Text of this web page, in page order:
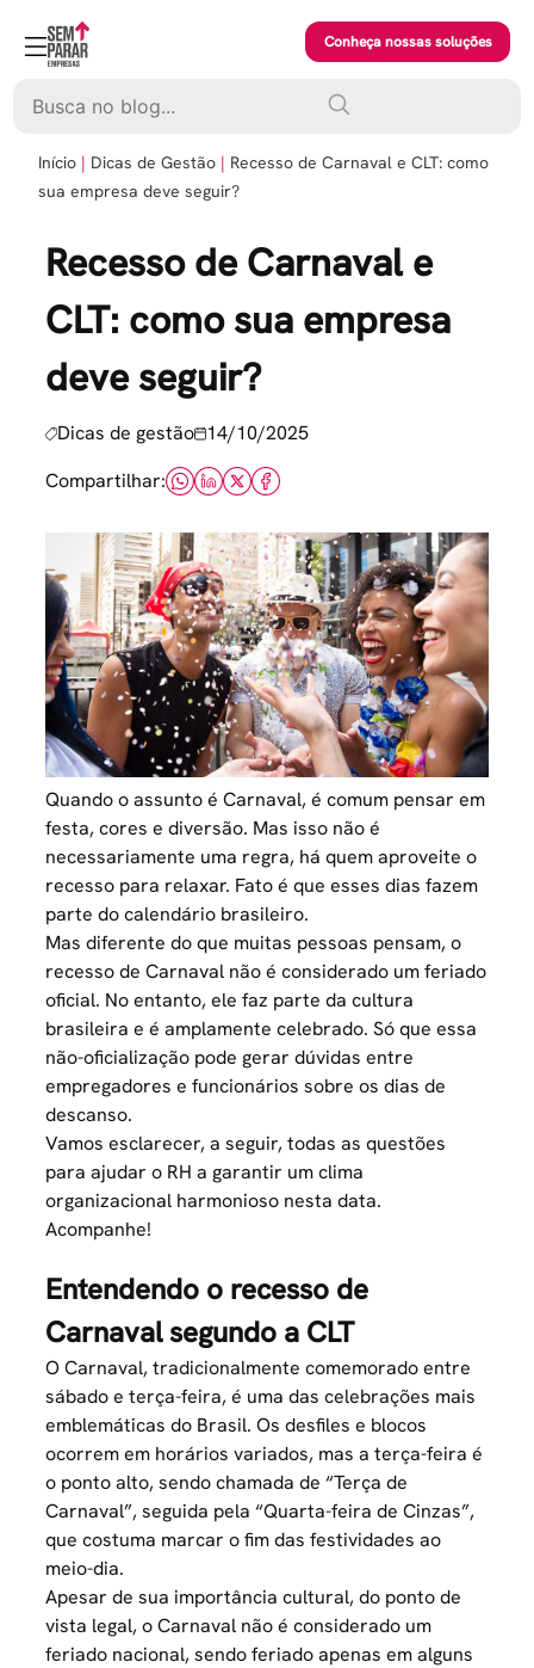
content
Conheça nossas soluções
Início Dicas de Gestão
Recesso de Carnaval e CLT: como
sua empresa deve seguir?
Recesso de Carnaval e
CLT: como sua empresa
deve seguir?
Dicas de gestão 14/10/2025
Compartilhar:
Quando o assunto é Carnaval, é comum pensar em
festa, cores e diversão. Mas isso não é
necessariamente uma regra, há quem aproveite o
recesso para relaxar. Fato é que esses dias fazem
parte do calendário brasileiro.
Mas diferente do que muitas pessoas pensam, o
recesso de Carnaval não é considerado um feriado
oficial. No entanto, ele faz parte da cultura
brasileira e é amplamente celebrado. Só que essa
não-oficialização pode gerar dúvidas entre
empregadores e funcionários sobre os dias de
descanso.
Vamos esclarecer, a seguir, todas as questões
para ajudar o RH a garantir um clima
organizacional harmonioso nesta data.
Acompanhe!
Entendendo o recesso de
Carnaval segundo a CLT
O Carnaval, tradicionalmente comemorado entre
sábado e terça-feira, é uma das celebrações mais
emblemáticas do Brasil. Os desfiles e blocos
ocorrem em horários variados, mas a terça-feira é
o ponto alto, sendo chamada de “Terça de
Carnaval”, seguida pela “Quarta-feira de Cinzas”,
que costuma marcar o fim das festividades ao
meio-dia.
Apesar de sua importância cultural, do ponto de
vista legal, o Carnaval não é considerado um
feriado nacional, sendo feriado apenas em alguns